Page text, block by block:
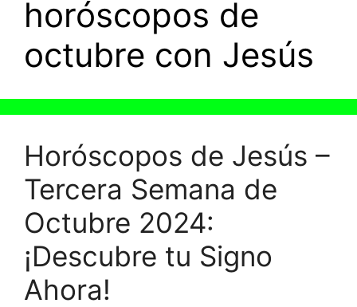
horóscopos de
octubre con Jesús
Horóscopos de Jesús –
Tercera Semana de
Octubre 2024:
¡Descubre tu Signo
Ahora!